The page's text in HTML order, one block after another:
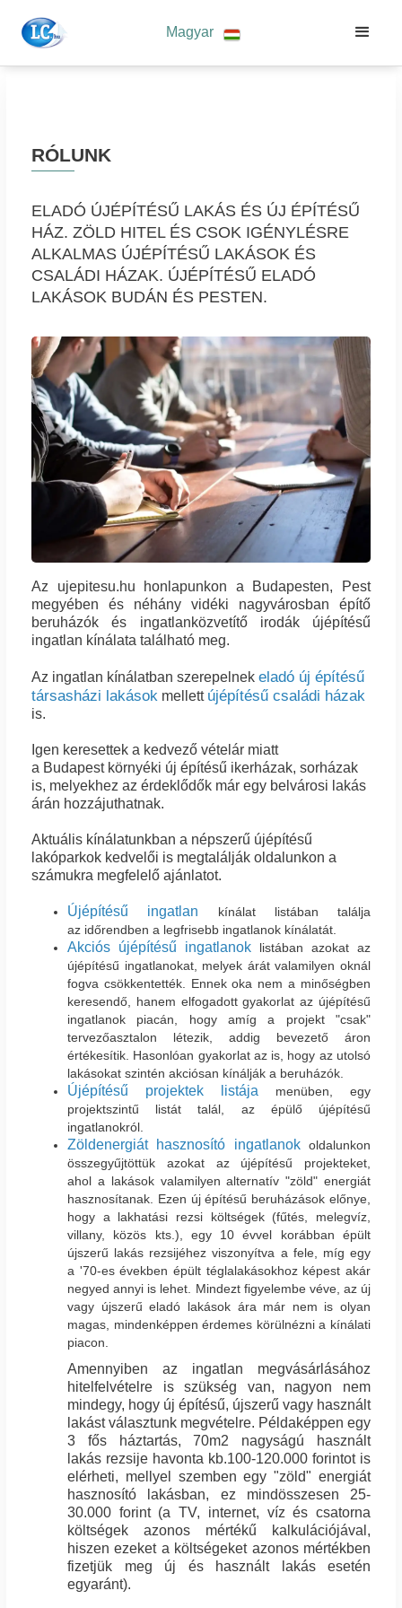
Magyar
RÓLUNK
ELADÓ ÚJÉPÍTÉSŰ LAKÁS ÉS ÚJ ÉPÍTÉSŰ
HÁZ. ZÖLD HITEL ÉS CSOK IGÉNYLÉSRE
ALKALMAS ÚJÉPÍTÉSŰ LAKÁSOK ÉS
CSALÁDI HÁZAK. ÚJÉPÍTÉSŰ ELADÓ
LAKÁSOK BUDÁN ÉS PESTEN.
Az ujepitesu.hu honlapunkon a Budapesten, Pest
megyében és néhány vidéki nagyvárosban építő
beruházók és ingatlanközvetítő irodák újépítésű
ingatlan kínálata található meg.
Az ingatlan kínálatban szerepelnek eladó új építésű
társasházi lakások mellett újépítésű családi házak
is.
Igen keresettek a kedvező vételár miatt
a Budapest környéki új építésű ikerházak, sorházak
is, melyekhez az érdeklődők már egy belvárosi lakás
árán hozzájuthatnak.
Aktuális kínálatunkban a népszerű újépítésű
lakóparkok kedvelői is megtalálják oldalunkon a
számukra megfelelő ajánlatot.
Újépítésű ingatlan
kínálat listában találja
az időrendben a legfrisebb ingatlanok kínálatát.
Akciós újépítésű ingatlanok listában azokat az
újépítésű ingatlanokat, melyek árát valamilyen oknál
fogva csökkentették. Ennek oka nem a minőségben
keresendő, hanem elfogadott gyakorlat az újépítésű
ingatlanok piacán, hogy amíg a projekt "csak"
tervezőasztalon létezik, addig bevezető áron
értékesítik. Hasonlóan gyakorlat az is, hogy az utolsó
lakásokat szintén akciósan kínálják a beruházók.
Újépítésű projektek listája menüben, egy
projektszintű listát talál, az épülő újépítésű
ingatlanokról.
Zöldenergiát hasznosító ingatlanokoldalunkon
összegyűjtöttük azokat az újépítésű projekteket,
ahol a lakások valamilyen alternatív "zöld" energiát
hasznosítanak. Ezen új építésű beruházások előnye,
hogy a lakhatási rezsi költségek (fűtés, melegvíz,
villany, közös kts.), egy 10 évvel korábban épült
újszerű lakás rezsijéhez viszonyítva a fele, míg egy
a '70-es években épült téglalakásokhoz képest akár
negyed annyi is lehet. Mindezt figyelembe véve, az új
vagy újszerű eladó lakások ára már nem is olyan
magas, mindenképpen érdemes körülnézni a kínálati
piacon.
Amennyiben az ingatlan megvásárlásához
hitelfelvételre is szükség van, nagyon nem
mindegy, hogy új építésű, újszerű vagy használt
lakást választunk megvételre. Példaképpen egy
3 fős háztartás, 70m2 nagyságú használt
lakás rezsije havonta kb.100-120.000 forintot is
elérheti, mellyel szemben egy "zöld" energiát
hasznosító lakásban, ez mindösszesen 25-
30.000 forint (a TV, internet, víz és csatorna
költségek azonos mértékű kalkulációjával,
hiszen ezeket a költségeket azonos mértékben
fizetjük meg új és használt lakás esetén
egyaránt).